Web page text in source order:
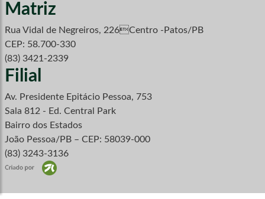
Matriz
Rua Vidal de Negreiros, 226Centro -Patos/PB
CEP: 58.700-330
(83) 3421-2339
Filial
Av. Presidente Epitácio Pessoa, 753
Sala 812 - Ed. Central Park
Bairro dos Estados
João Pessoa/PB – CEP: 58039-000
(83) 3243-3136